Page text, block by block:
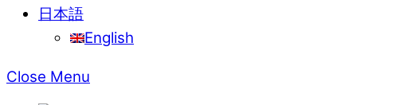
日本語
English
Close Menu